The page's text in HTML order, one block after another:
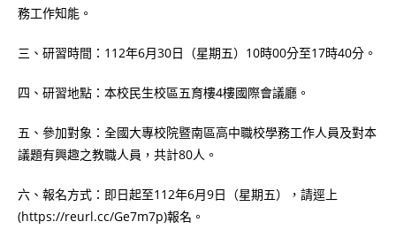
務工作知能。
三、研習時間：112年6月30日（星期五）10時00分至17時40分。
四、研習地點：本校民生校區五育樓4樓國際會議廳。
五、參加對象：全國大專校院暨南區高中職校學務工作人員及對本
議題有興趣之教職人員，共計80人。
六、報名方式：即日起至112年6月9日（星期五），請逕上
(https://reurl.cc/Ge7m7p)報名。